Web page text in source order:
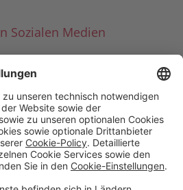
Sozialen Medien
Social Media auf
FirmenkundenDigitale Services
Banking
PresseImpressumBlog